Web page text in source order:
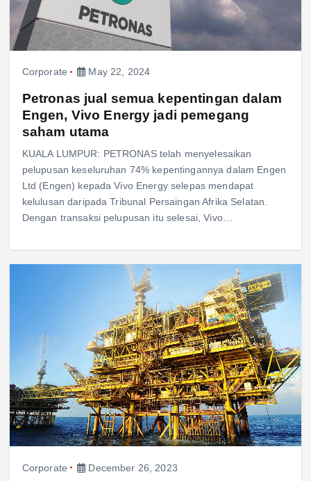
Corporate May 22, 2024
Petronas jual semua kepentingan dalam
Engen, Vivo Energy jadi pemegang
saham utama
KUALA LUMPUR: PETRONAS telah menyelesaikan
pelupusan keseluruhan 74% kepentingannya dalam Engen
Ltd (Engen) kepada Vivo Energy selepas mendapat
kelulusan daripada Tribunal Persaingan Afrika Selatan.
Dengan transaksi pelupusan itu selesai, Vivo…
Corporate December 26, 2023